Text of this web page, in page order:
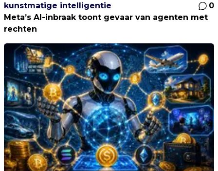
kunstmatige intelligentie
0
Meta’s AI-inbraak toont gevaar van agenten met
rechten